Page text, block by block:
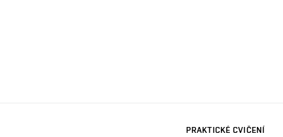
PRAKTICKÉ CVIČENÍ